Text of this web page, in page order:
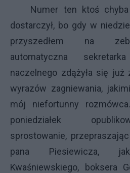
Numer ten ktoś chyba
dostarczył, bo gdy w
przyszedłem na
automatyczna
naczelnego zdążyła się
wyrazów zagniewania,
mój niefortunny
poniedziałek
sprostowanie,
pana Piesiewicza,
Kwaśniewskiego, boksera